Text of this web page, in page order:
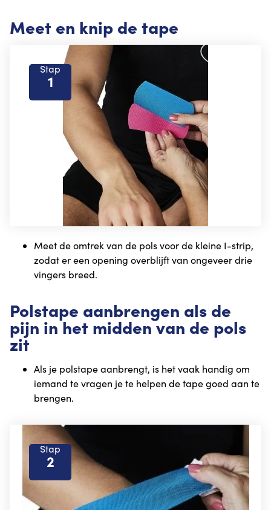
Meet en knip de tape
Stap
1
Meet de omtrek van de pols voor de kleine I-strip,
zodat er een opening overblijft van ongeveer drie
vingers breed.
Polstape aanbrengen als de
pijn in het midden van de pols
zit
Als je polstape aanbrengt, is het vaak handig om
iemand te vragen je te helpen de tape goed aan te
brengen.
Stap
2